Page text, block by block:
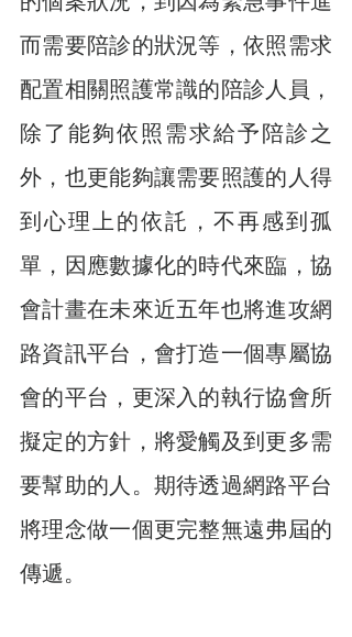
而需要陪診的狀況等，依照需求
配置相關照護常識的陪診人員，
除了能夠依照需求給予陪診之
外，也更能夠讓需要照護的人得
到心理上的依託，不再感到孤
單，因應數據化的時代來臨，協
會計畫在未來近五年也將進攻網
路資訊平台，會打造一個專屬協
會的平台，更深入的執行協會所
擬定的方針，將愛觸及到更多需
要幫助的人。期待透過網路平台
將理念做一個更完整無遠弗屆的
傳遞。